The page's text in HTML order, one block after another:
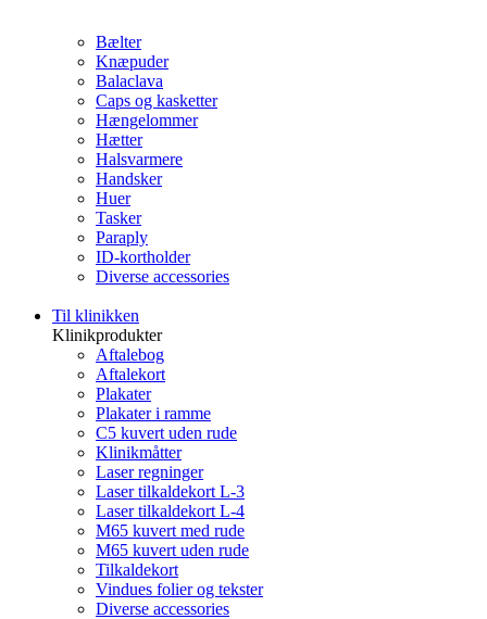
Bælter
Knæpuder
Balaclava
Caps og kasketter
Hængelommer
Hætter
Halsvarmere
Handsker
Huer
Tasker
Paraply
ID-kortholder
Diverse accessories
Til klinikken
Klinikprodukter
Aftalebog
Aftalekort
Plakater
Plakater i ramme
C5 kuvert uden rude
Klinikmåtter
Laser regninger
Laser tilkaldekort L-3
Laser tilkaldekort L-4
M65 kuvert med rude
M65 kuvert uden rude
Tilkaldekort
Vindues folier og tekster
Diverse accessories